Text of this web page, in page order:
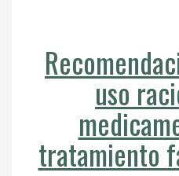
uso
tratamiento